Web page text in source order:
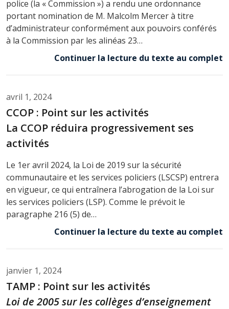
police (la « Commission ») a rendu une ordonnance
portant nomination de M. Malcolm Mercer à titre
d’administrateur conformément aux pouvoirs conférés
à la Commission par les alinéas 23…
Continuer la lecture du texte au complet
avril 1, 2024
CCOP : Point sur les activités
La CCOP réduira progressivement ses
activités
Le 1er avril 2024, la Loi de 2019 sur la sécurité
communautaire et les services policiers (LSCSP) entrera
en vigueur, ce qui entraînera l’abrogation de la Loi sur
les services policiers (LSP). Comme le prévoit le
paragraphe 216 (5) de…
Continuer la lecture du texte au complet
janvier 1, 2024
TAMP : Point sur les activités
Loi de 2005 sur les collèges d’enseignement